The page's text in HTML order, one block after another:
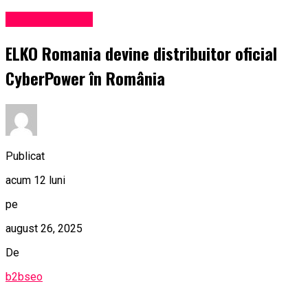
ELKO Romania devine distribuitor oficial
CyberPower în România
Publicat
acum 12 luni
pe
august 26, 2025
De
b2bseo